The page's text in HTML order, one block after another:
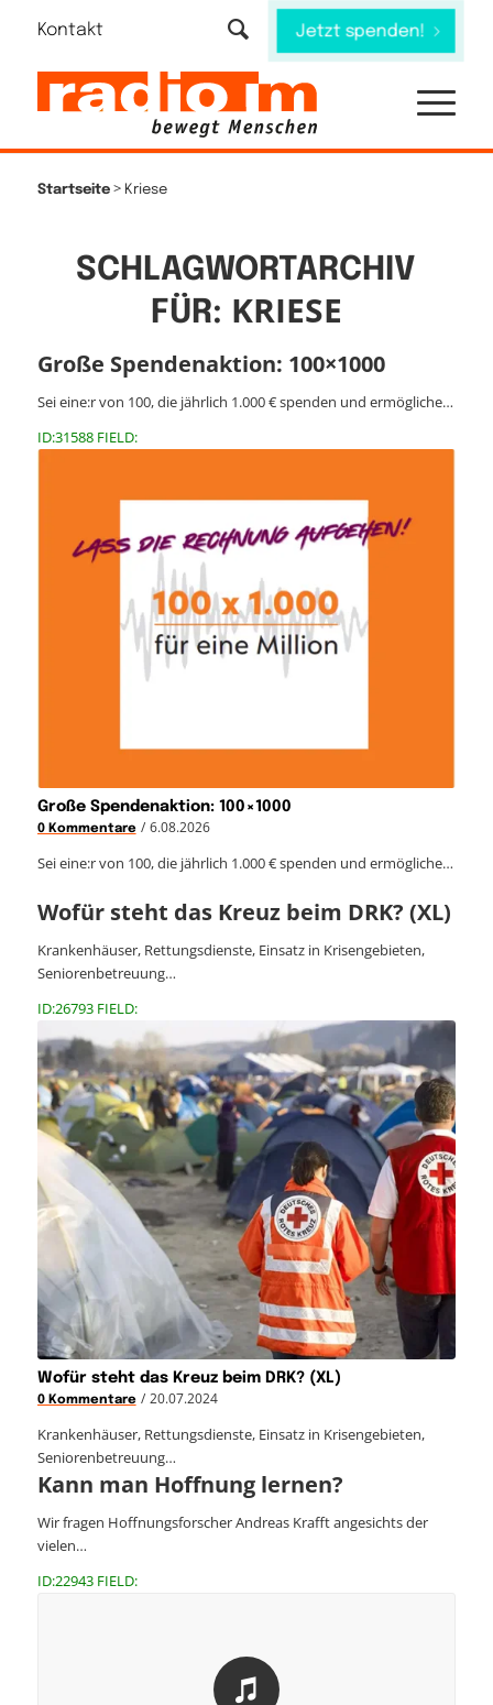
Kontakt Jetzt spenden!
Startseite> Kriese
SCHLAGWORTARCHIV
FÜR: KRIESE
Große Spendenaktion: 100×1000
Sei eine:r von 100, die jährlich 1.000 € spenden und ermögliche…
ID:31588 FIELD:
Große Spendenaktion: 100×1000
0 Kommentare / 6.08.2026
Sei eine:r von 100, die jährlich 1.000 € spenden und ermögliche…
Wofür steht das Kreuz beim DRK? (XL)
Krankenhäuser, Rettungsdienste, Einsatz in Krisengebieten,
Seniorenbetreuung…
ID:26793 FIELD:
Wofür steht das Kreuz beim DRK? (XL)
0 Kommentare / 20.07.2024
Krankenhäuser, Rettungsdienste, Einsatz in Krisengebieten,
Seniorenbetreuung…
Kann man Hoffnung lernen?
Wir fragen Hoffnungsforscher Andreas Krafft angesichts der
vielen…
ID:22943 FIELD: